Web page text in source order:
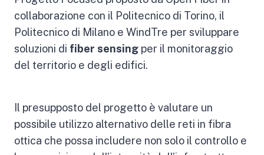
collaborazione con il Politecnico di Torino, il
Politecnico di Milano e WindTre per sviluppare
soluzioni di fiber sensing per il monitoraggio
del territorio e degli edifici.
Il presupposto del progetto è valutare un
possibile utilizzo alternativo delle reti in fibra
ottica che possa includere non solo il controllo e